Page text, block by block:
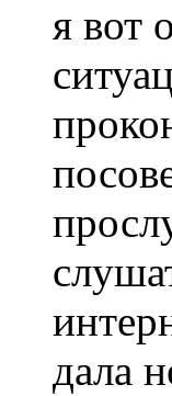
я вот
дала